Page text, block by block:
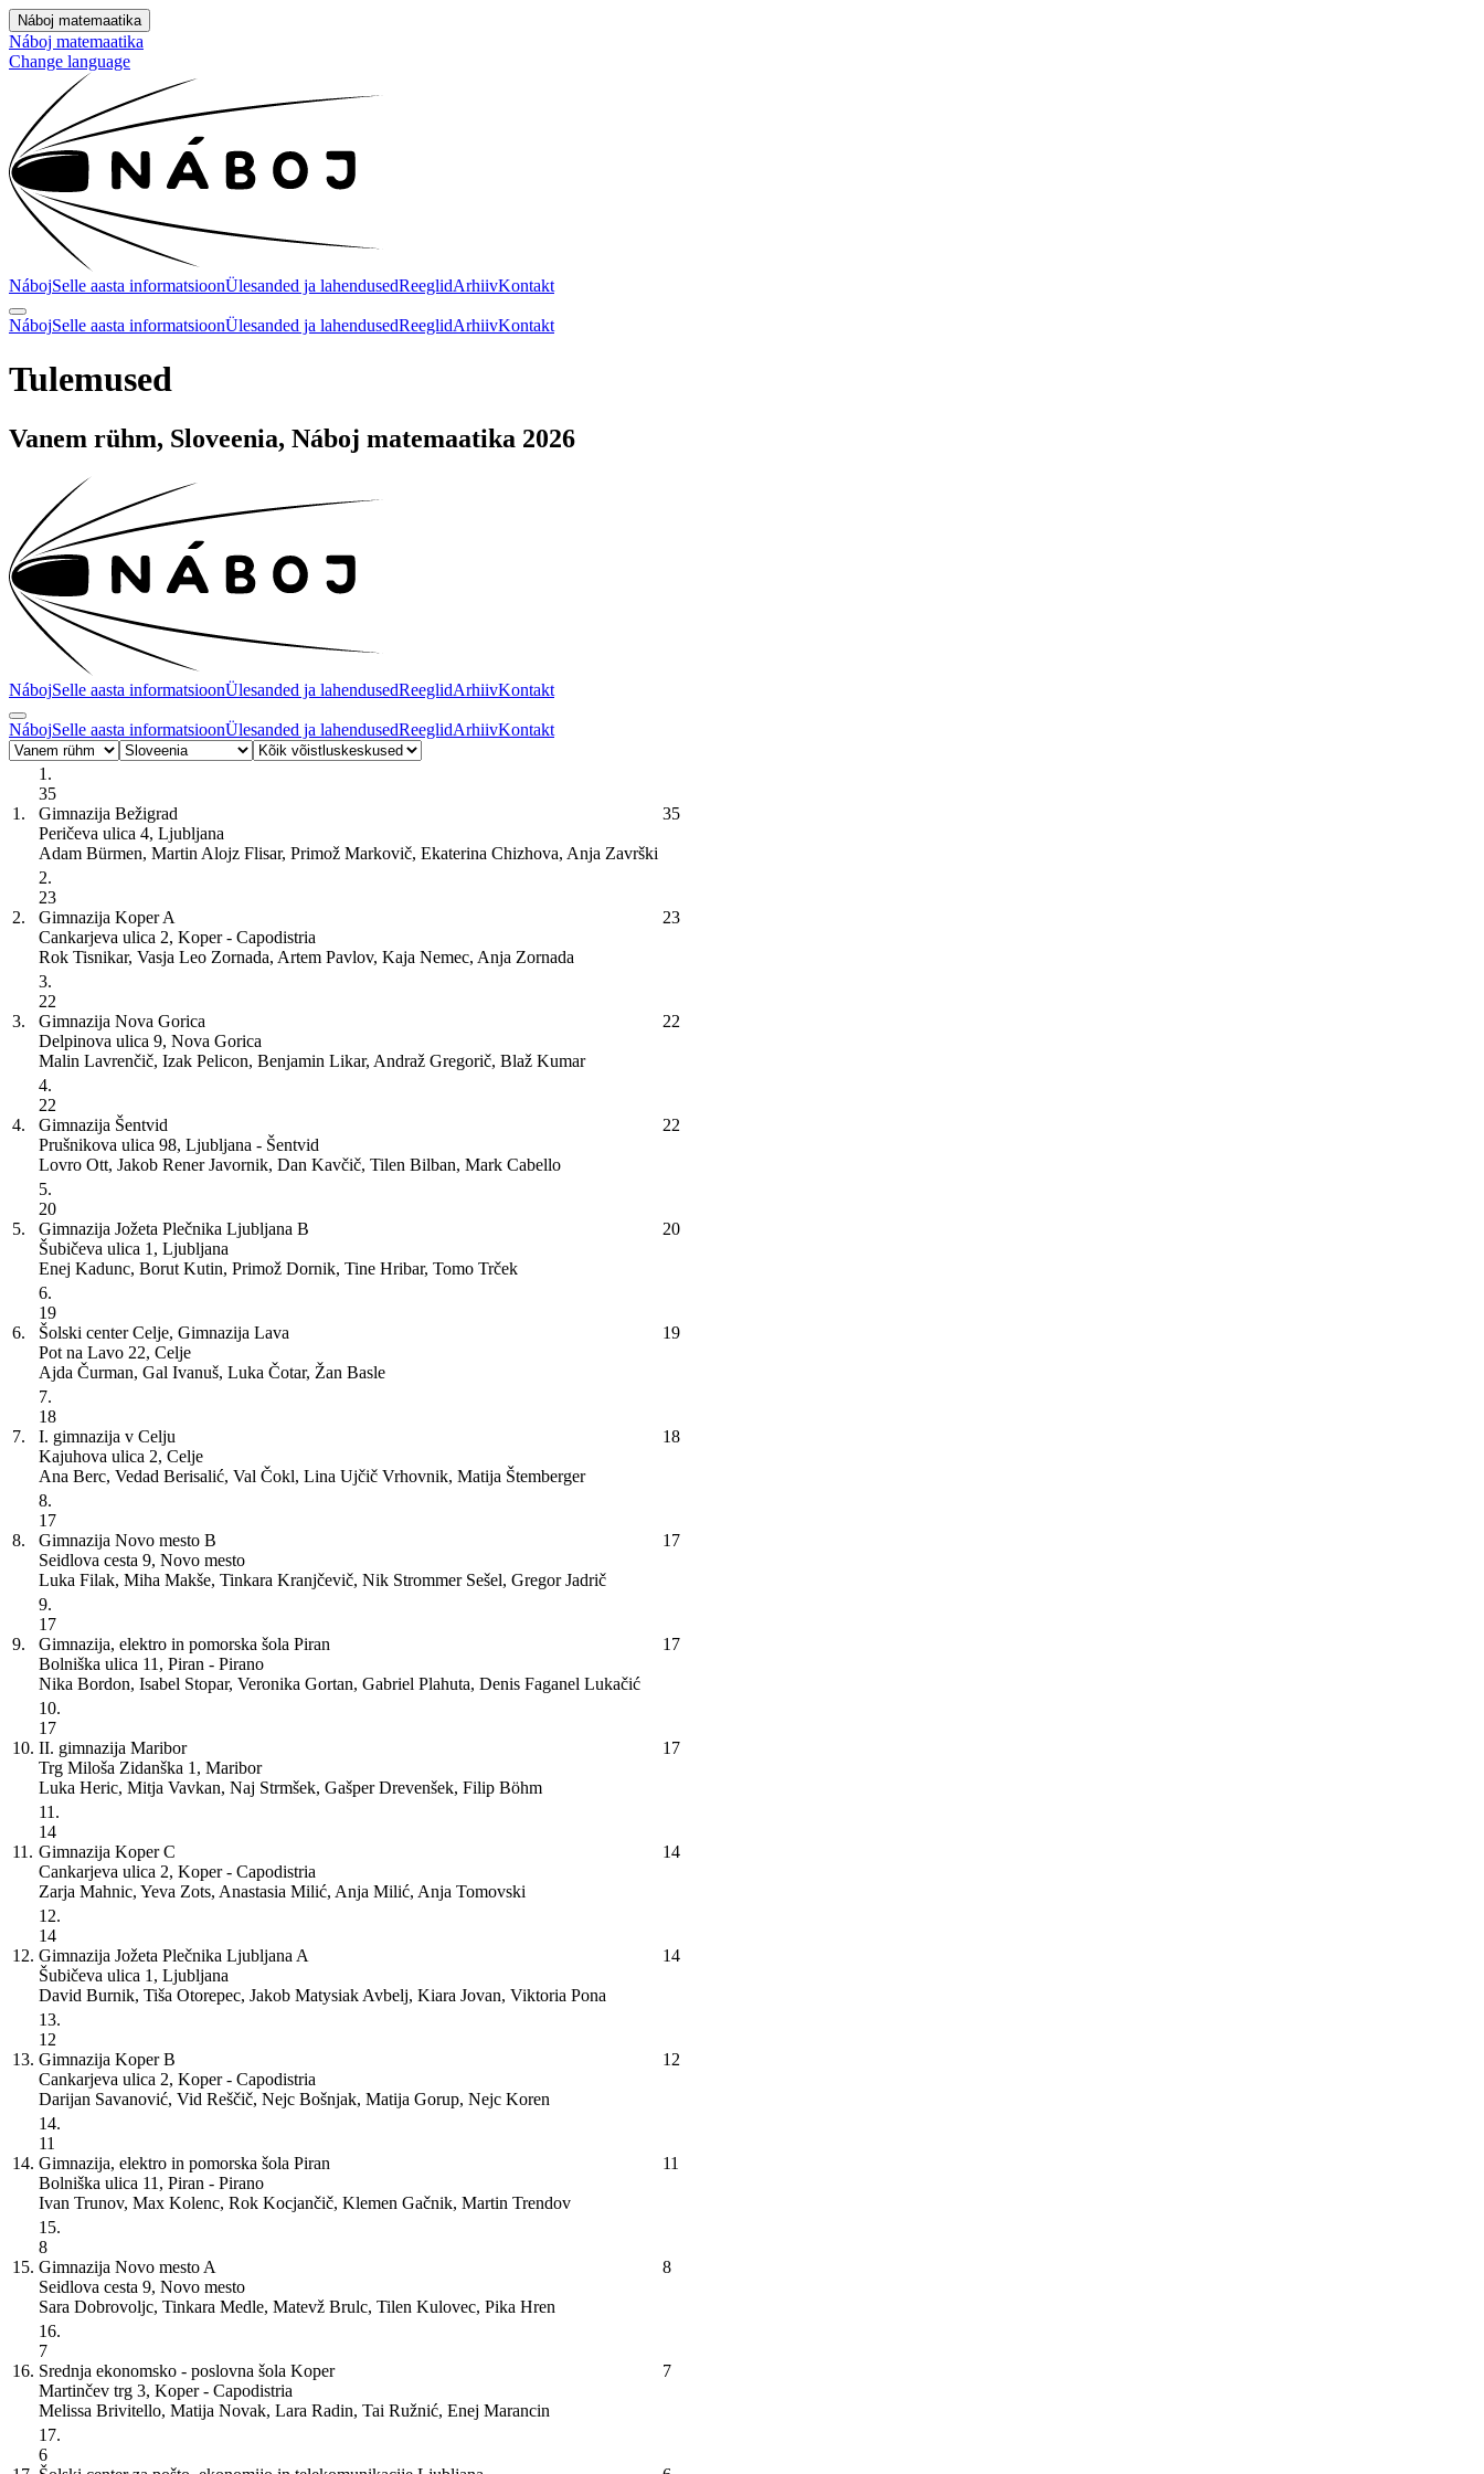
Náboj matemaatika
Náboj matemaatika
Change language
NábojSelle aasta informatsioonÜlesanded ja lahendusedReeglidArhiivKontakt
NábojSelle aasta informatsioonÜlesanded ja lahendusedReeglidArhiivKontakt
Tulemused
Vanem rühm, Sloveenia, Náboj matemaatika 2026
NábojSelle aasta informatsioonÜlesanded ja lahendusedReeglidArhiivKontakt
NábojSelle aasta informatsioonÜlesanded ja lahendusedReeglidArhiivKontakt
1.
1.
35
Gimnazija Bežigrad
Peričeva ulica 4, Ljubljana
Adam Bürmen, Martin Alojz Flisar, Primož Markovič, Ekaterina Chizhova, Anja Završki
35
2.
2.
23
Gimnazija KoperA
Cankarjeva ulica 2, Koper - Capodistria
Rok Tisnikar, Vasja Leo Zornada, Artem Pavlov, Kaja Nemec, Anja Zornada
23
3.
3.
22
Gimnazija Nova Gorica
Delpinova ulica 9, Nova Gorica
Malin Lavrenčič, Izak Pelicon, Benjamin Likar, Andraž Gregorič, Blaž Kumar
22
4.
4.
22
Gimnazija Šentvid
Prušnikova ulica 98, Ljubljana - Šentvid
Lovro Ott, Jakob Rener Javornik, Dan Kavčič, Tilen Bilban, Mark Cabello
22
5.
5.
20
Gimnazija Jožeta Plečnika Ljubljana B
Šubičeva ulica 1, Ljubljana
Enej Kadunc, Borut Kutin, Primož Dornik, Tine Hribar, Tomo Trček
20
6.
6.
19
Šolski center Celje, Gimnazija Lava
Pot na Lavo 22, Celje
Ajda Čurman, Gal Ivanuš, Luka Čotar, Žan Basle
19
7.
7.
18
I. gimnazija v Celju
Kajuhova ulica 2, Celje
Ana Berc, Vedad Berisalić, Val Čokl, Lina Ujčič Vrhovnik, Matija Štemberger
18
8.
8.
17
Gimnazija Novo mesto B
Seidlova cesta 9, Novo mesto
Luka Filak, Miha Makše, Tinkara Kranjčevič, Nik Strommer Sešel, Gregor Jadrič
17
9.
9.
17
Gimnazija, elektro in pomorska šola Piran
Bolniška ulica 11, Piran - Pirano
Nika Bordon, Isabel Stopar, Veronika Gortan, Gabriel Plahuta, Denis Faganel Lukačić
17
10.
10.
17
II. gimnazija Maribor
Trg Miloša Zidanška 1, Maribor
Luka Heric, Mitja Vavkan, Naj Strmšek, Gašper Drevenšek, Filip Böhm
17
11.
11.
14
Gimnazija KoperC
Cankarjeva ulica 2, Koper - Capodistria
Zarja Mahnic, Yeva Zots, Anastasia Milić, Anja Milić, Anja Tomovski
14
12.
12.
14
Gimnazija Jožeta Plečnika Ljubljana A
Šubičeva ulica 1, Ljubljana
David Burnik, Tiša Otorepec, Jakob Matysiak Avbelj, Kiara Jovan, Viktoria Pona
14
13.
13.
12
Gimnazija KoperB
Cankarjeva ulica 2, Koper - Capodistria
Darijan Savanović, Vid Reščič, Nejc Bošnjak, Matija Gorup, Nejc Koren
12
14.
14.
11
Gimnazija, elektro in pomorska šola Piran
Bolniška ulica 11, Piran - Pirano
Ivan Trunov, Max Kolenc, Rok Kocjančič, Klemen Gačnik, Martin Trendov
11
15.
15.
8
Gimnazija Novo mesto A
Seidlova cesta 9, Novo mesto
Sara Dobrovoljc, Tinkara Medle, Matevž Brulc, Tilen Kulovec, Pika Hren
8
16.
16.
7
Srednja ekonomsko - poslovna šola Koper
Martinčev trg 3, Koper - Capodistria
Melissa Brivitello, Matija Novak, Lara Radin, Tai Ružnić, Enej Marancin
7
17.
6